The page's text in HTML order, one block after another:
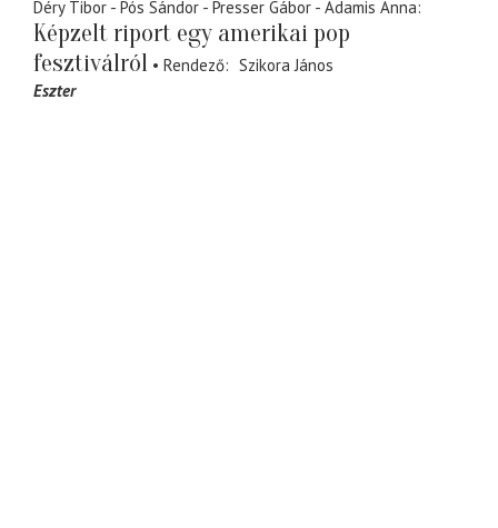
Déry Tibor - Pós Sándor - Presser Gábor - Adamis Anna
Képzelt riport egy amerikai pop
fesztiválról
Rendező
Szikora János
Eszter